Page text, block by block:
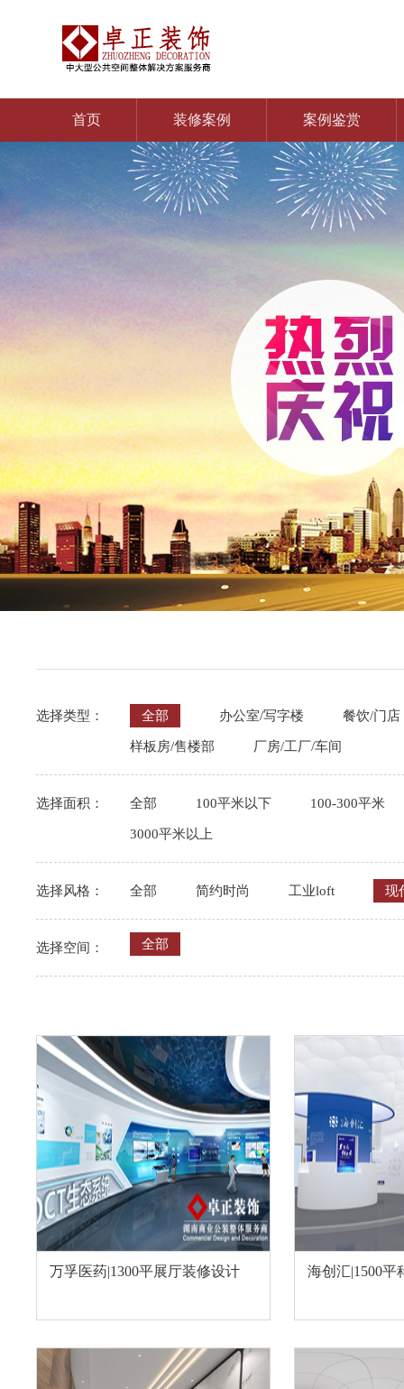
首页 装修案例 案例鉴赏
选择类型： 全部 办公室/写字楼 餐饮/门店
样板房/售楼部 厂房/工厂/车间
选择面积： 全部 100平米以下 100-300平米
3000平米以上
选择风格： 全部 简约时尚 工业loft 现
选择空间： 全部
万孚医药|1300平展厅装修设计 海创汇|1500平